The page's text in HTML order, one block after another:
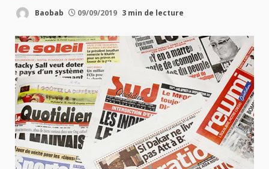
Baobab 09/09/2019 3 min de lecture